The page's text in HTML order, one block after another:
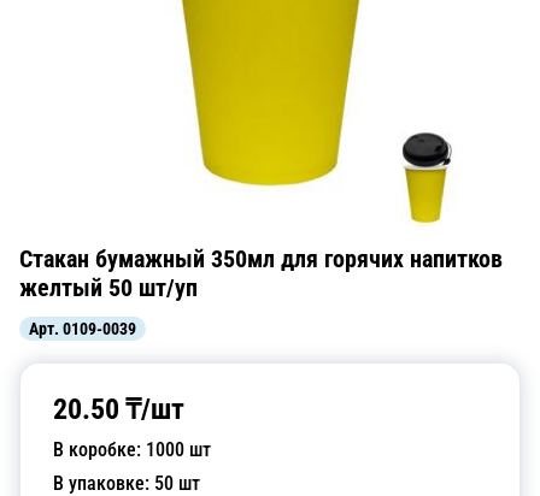
Стакан бумажный 350мл для горячих напитков
желтый 50 шт/уп
Арт. 0109-0039
20.50 ₸/шт
В коробке: 1000 шт
В упаковке: 50 шт